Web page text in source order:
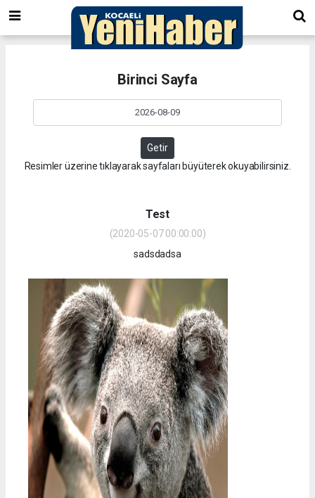
Birinci Sayfa
Getir
Resimler üzerine tıklayarak sayfaları büyüterek okuyabilirsiniz.
Test
(2020-05-07 00:00:00)
sadsdadsa